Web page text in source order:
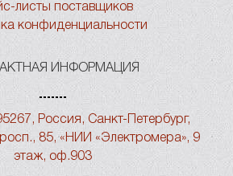
листы поставщиков
конфиденциальности
ИНФОРМАЦИЯ
Россия, Санкт-Петербург,
85, «НИИ «Электромера», 9
этаж, оф.903